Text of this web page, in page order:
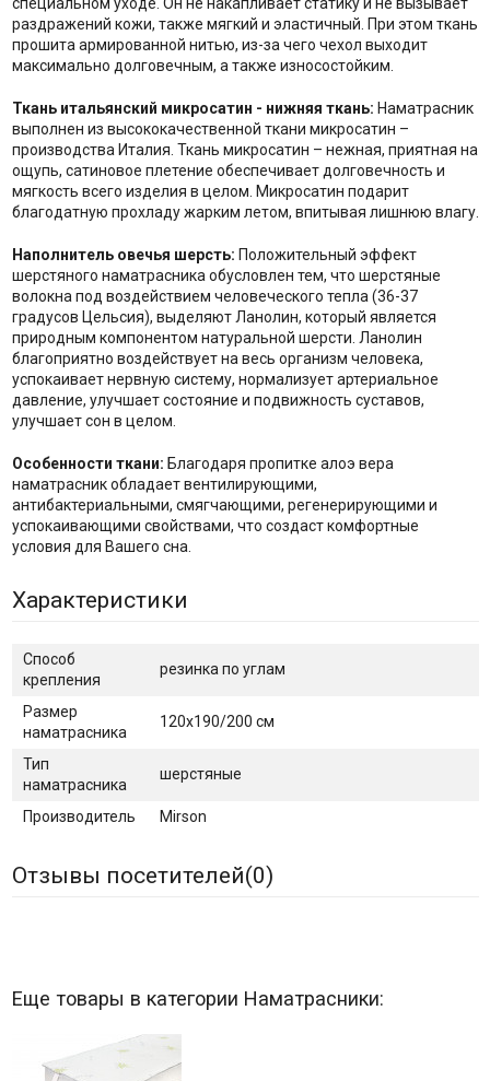
специальном уходе. Он не накапливает статику и не вызывает
раздражений кожи, также мягкий и эластичный. При этом ткань
прошита армированной нитью, из-за чего чехол выходит
максимально долговечным, а также износостойким.
Ткань итальянский микросатин - нижняя ткань: Наматрасник
выполнен из высококачественной ткани микросатин –
производства Италия. Ткань микросатин – нежная, приятная на
ощупь, сатиновое плетение обеспечивает долговечность и
мягкость всего изделия в целом. Микросатин подарит
благодатную прохладу жарким летом, впитывая лишнюю влагу.
Наполнитель овечья шерсть: Положительный эффект
шерстяного наматрасника обусловлен тем, что шерстяные
волокна под воздействием человеческого тепла (36-37
градусов Цельсия), выделяют Ланолин, который является
природным компонентом натуральной шерсти. Ланолин
благоприятно воздействует на весь организм человека,
успокаивает нервную систему, нормализует артериальное
давление, улучшает состояние и подвижность суставов,
улучшает сон в целом.
Особенности ткани: Благодаря пропитке алоэ вера
наматрасник обладает вентилирующими,
антибактериальными, смягчающими, регенерирующими и
успокаивающими свойствами, что создаст комфортные
условия для Вашего сна.
Характеристики
Способ
крепления
резинка по углам
Размер
наматрасника
120х190/200 см
Тип
наматрасника
шерстяные
Производитель Mirson
Отзывы посетителей(0)
Еще товары в категории Наматрасники: